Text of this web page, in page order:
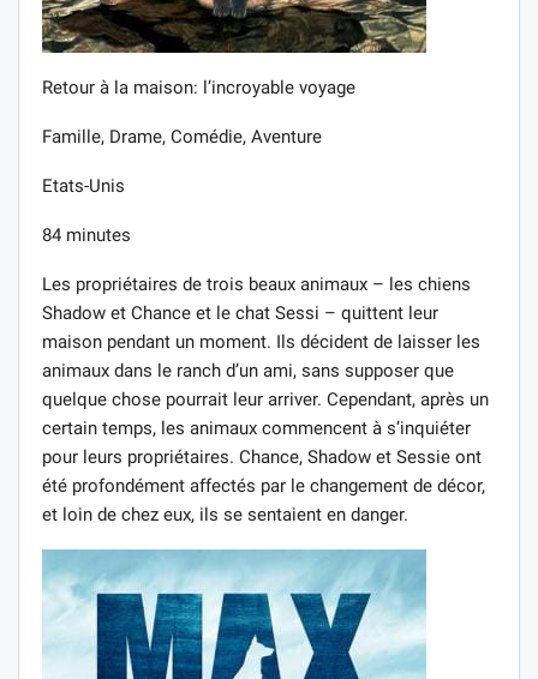
Retour à la maison: l’incroyable voyage
Famille, Drame, Comédie, Aventure
Etats-Unis
84 minutes
Les propriétaires de trois beaux animaux – les chiens
Shadow et Chance et le chat Sessi – quittent leur
maison pendant un moment. Ils décident de laisser les
animaux dans le ranch d’un ami, sans supposer que
quelque chose pourrait leur arriver. Cependant, après un
certain temps, les animaux commencent à s’inquiéter
pour leurs propriétaires. Chance, Shadow et Sessie ont
été profondément affectés par le changement de décor,
et loin de chez eux, ils se sentaient en danger.